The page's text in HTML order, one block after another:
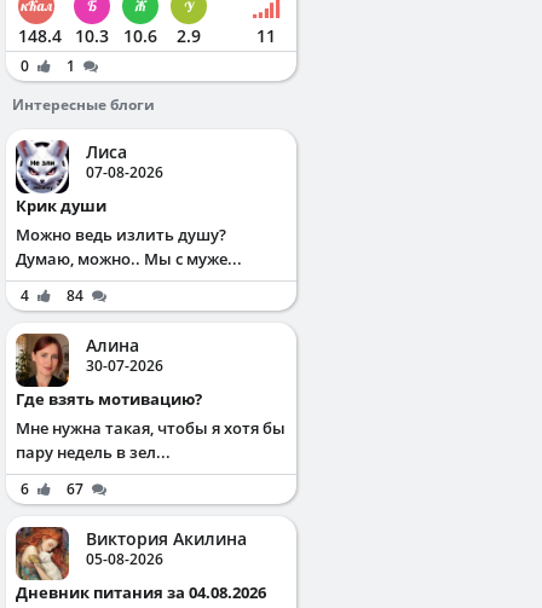
148.4 10.3 10.6 2.9 11
0
1
Интересные блоги
Лиса
07-08-2026
Крик души
Можно ведь излить душу?
Думаю, можно.. Мы с муже...
4 84
Алина
30-07-2026
Где взять мотивацию?
Мне нужна такая, чтобы я хотя бы
пару недель в зел...
6 67
Виктория Акилина
05-08-2026
Дневник питания за 04.08.2026